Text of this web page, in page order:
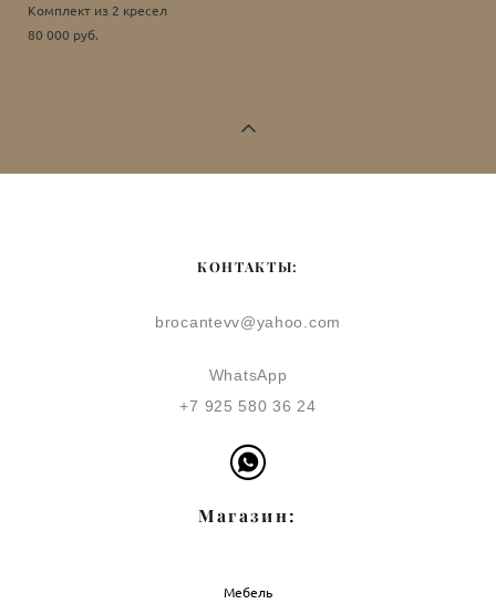
Комплект из 2 кресел
80 000 pуб.
КОНТАКТЫ:
brocantevv@yahoo.com
WhatsApp
+7 925 580 36 24
Магазин:
Мебель